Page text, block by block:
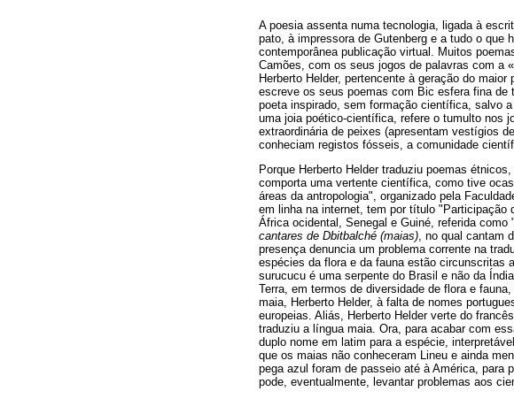
A poesia assenta numa tecnologia, ligada à
pato, à impressora de Gutenberg e a tudo o
contemporânea publicação virtual. Muitos
Camões, com os seus jogos de palavras com a
Herberto Helder, pertencente à geração do
escreve os seus poemas com Bic esfera fina
poeta inspirado, sem formação científica, salvo
uma joia poético-científica, refere o tumulto nos
extraordinária de peixes (apresentam vestígios
conheciam registos fósseis, a comunidade
Porque Herberto Helder traduziu poemas
comporta uma vertente científica, como tive
áreas da antropologia", organizado pela
em linha na internet, tem por título "Participação
África ocidental, Senegal e Guiné, referida
cantares de Dbitbalché (maias), no qual cantam
presença denuncia um problema corrente na
espécies da flora e da fauna estão circunscritas
surucucu é uma serpente do Brasil e não da
Terra, em termos de diversidade de flora e
maia, Herberto Helder, à falta de nomes
europeias. Aliás, Herberto Helder verte do
traduziu a língua maia. Ora, para acabar com
duplo nome em latim para a espécie,
que os maias não conheceram Lineu e ainda
pega azul foram de passeio até à América, para
pode, eventualmente, levantar problemas aos